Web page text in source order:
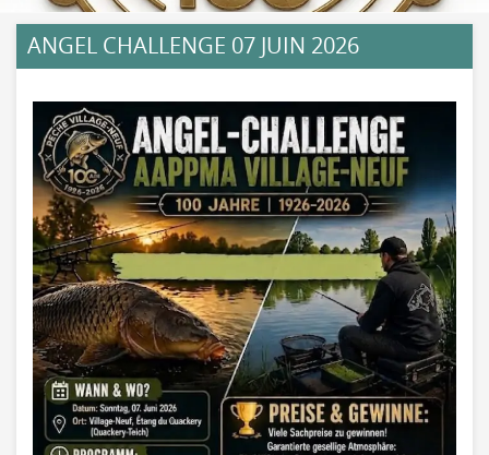
ANGEL CHALLENGE 07 JUIN 2026